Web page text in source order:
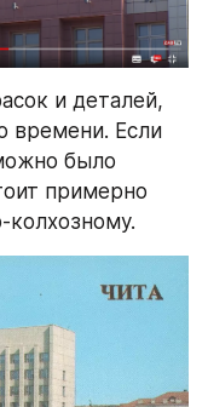
и деталей,
времени. Если
было
примерно
колхозному.